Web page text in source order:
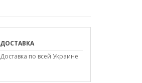
ДОСТАВКА
Доставка по всей Украине